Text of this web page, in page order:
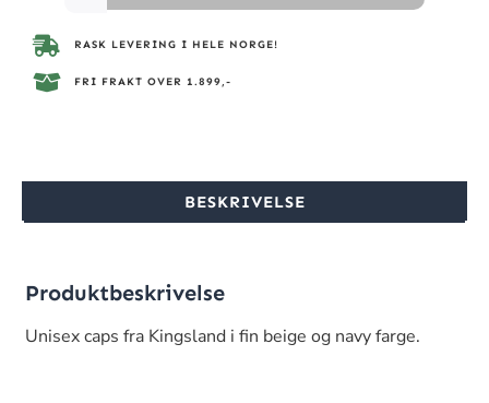
RASK LEVERING I HELE NORGE!
FRI FRAKT OVER 1.899,-
BESKRIVELSE
Produktbeskrivelse
Unisex caps fra Kingsland i fin beige og navy farge.